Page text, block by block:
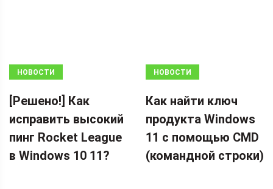
НОВОСТИ
[Решено!] Как
исправить высокий
пинг Rocket League
в Windows 10 11?
НОВОСТИ
Как найти ключ
продукта Windows
11 с помощью CMD
(командной строки)